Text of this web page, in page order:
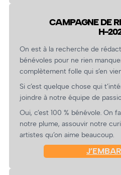
CAMPAGNE DE
H-
On est à la recherche de
bénévoles pour ne rien
complètement folle qui s’en
Si c’est quelque chose qui
joindre à notre équipe de
Oui, c’est 100 % bénévole. On
notre plume, assouvir notre
artistes qu’on aime beaucoup.